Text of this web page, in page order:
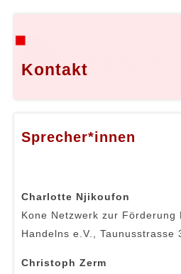
Kontakt
Sprecher*innen
Charlotte Njikoufon
Kone Netzwerk zur Förderung
Handelns e.V., Taunusstrasse
Christoph Zerm